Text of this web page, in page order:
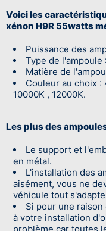
Voici les
xénon H9R 55watts
Puissance des
Type de l'ampoule
Matière de
Couleur au choix :
10000K , 12000K.
Les plus des
Le support et
en métal.
L'installation des
aisément, vous ne
véhicule tout
Si pour une
à votre installation